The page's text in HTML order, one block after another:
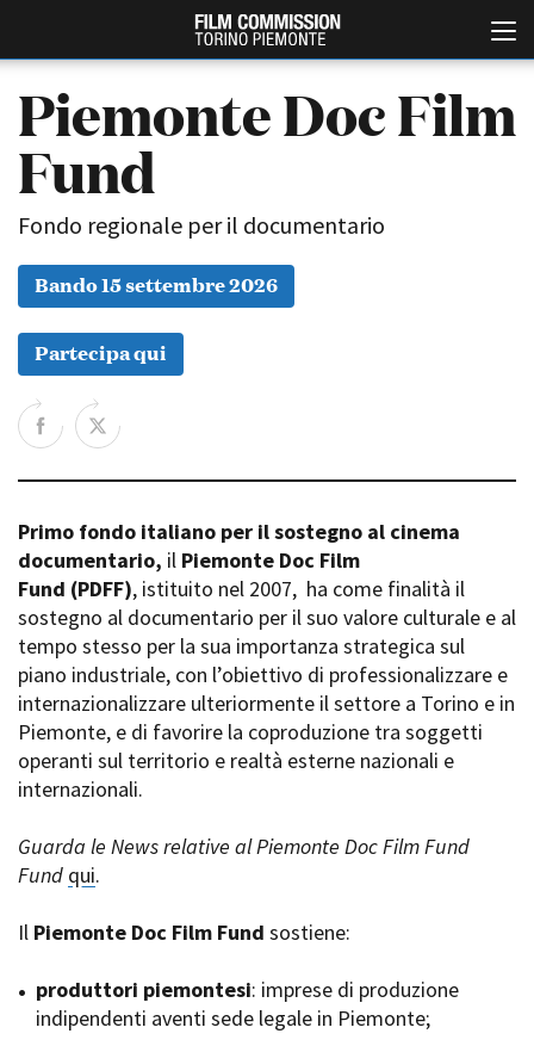
Chi siamo
Storia della Fondazione
Partner
Rete regionale
Bilancio sociale
Amministrazione
trasparente
Bandi e gare
Sostenibilità ambientale
SERVIZI
Servizi generali
Spazi nella sede FCTP
Sala Casting
Sala Paolo Tenna
Piemonte Film Tv Fund
Piemonte Film Tv
Development Fund
Guarda che storia!
La Grazia - Immagini e
location della Torino di Paolo
Sorrentino
Open Day
Ciak in TOur!
FESTIVAL, MARKETS,
AWARDS
International Film Festival
Festival de Cannes
Locarno Film Festival
Cinematografica Venezia
Toronto International Film
Piemonte Doc Film
Fund
Fondo regionale per il documentario
Bando 15 settembre 2026
Partecipa qui
Primo fondo italiano per il sostegno al cinema
documentario, il Piemonte Doc Film
Fund (PDFF), istituito nel 2007, ha come finalità il
sostegno al documentario per il suo valore culturale e al
tempo stesso per la sua importanza strategica sul
piano industriale, con l’obiettivo di professionalizzare e
internazionalizzare ulteriormente il settore a Torino e in
Piemonte, e di favorire la coproduzione tra soggetti
operanti sul territorio e realtà esterne nazionali e
internazionali.
Guarda le News relative al Piemonte Doc Film Fund
Fund qui.
Il Piemonte Doc Film Fund sostiene:
produttori piemontesi: imprese di produzione
indipendenti aventi sede legale in Piemonte;